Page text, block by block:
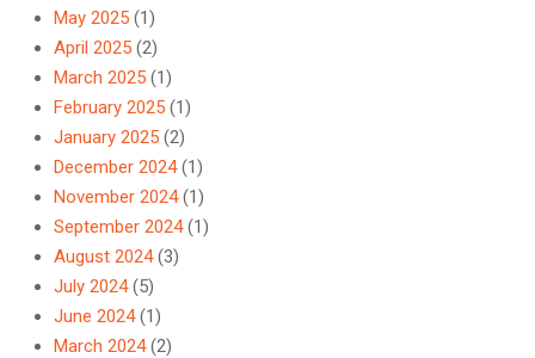
May 2025 (1)
April 2025 (2)
March 2025 (1)
February 2025 (1)
January 2025 (2)
December 2024(1)
November 2024(1)
September 2024(1)
August 2024(3)
July 2024(5)
June 2024(1)
March 2024(2)